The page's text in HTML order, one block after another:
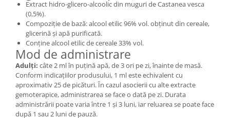
Extract hidro-glicero-alcoolic din muguri de Castanea vesca
(0,5%).
Compoziție de bază: alcool etilic 96% vol. obținut din cereale,
glicerină și apă purificată.
Conține alcool etilic de cereale 33% vol.
Mod de administrare
Adulți: câte 2 ml în puțină apă, de 3 ori pe zi, înainte de masă.
Conform indicațiilor produsului, 1 ml este echivalent cu
aproximativ 25 de picături. În cazul asocierii cu alte extracte
gemoterapice, administrarea se face o dată pe zi. Durata
administrării poate varia între 1 și 3 luni, iar reluarea se poate face
după 1 sau 2 luni de pauză.